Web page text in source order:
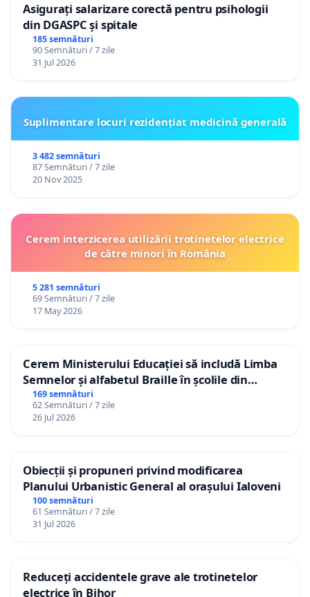
Asigurați salarizare corectă pentru psihologii
din DGASPC și spitale
185 semnături
90 Semnături / 7 zile
31 Jul 2026
Suplimentare locuri rezidențiat medicină generală
3 482 semnături
87 Semnături / 7 zile
20 Nov 2025
Cerem interzicerea utilizării trotinetelor electrice
de către minori în România
5 281 semnături
69 Semnături / 7 zile
17 May 2026
Cerem Ministerului Educației să includă Limba
Semnelor și alfabetul Braille în școlile din
Republica Moldova!
169 semnături
62 Semnături / 7 zile
26 Jul 2026
Obiecții și propuneri privind modificarea
Planului Urbanistic General al orașului Ialoveni
100 semnături
61 Semnături / 7 zile
31 Jul 2026
Reduceți accidentele grave ale trotinetelor
electrice în Bihor